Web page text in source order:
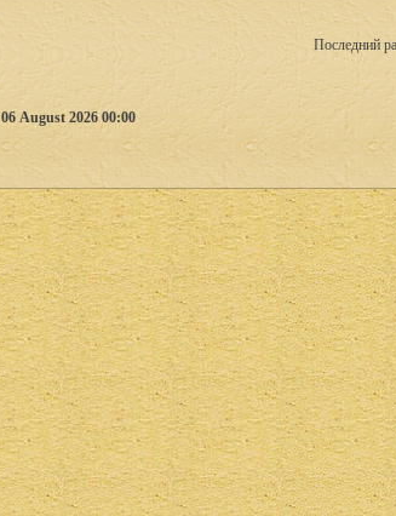
Последний
06 August 2026 00:00